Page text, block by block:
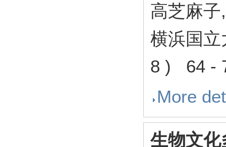
高芝麻
横浜国
8 ) 64 -
More
生物文